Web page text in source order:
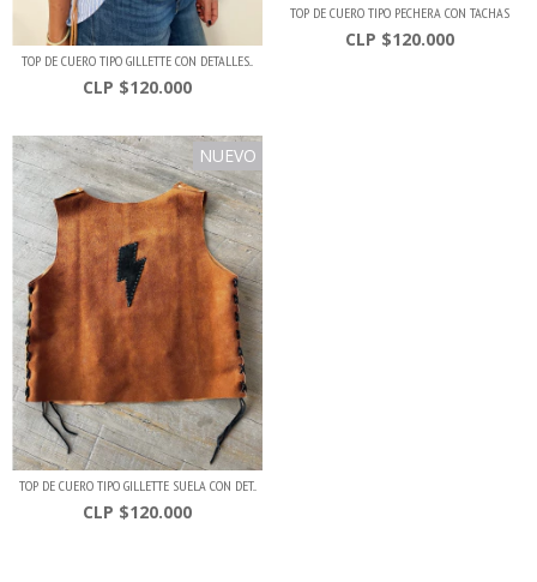
TOP DE CUERO TIPO GILLETTE CON DETALLES...
$120.000
TOP DE CUERO TIPO PECHERA CON TACHAS
$120.000
NUEVO
TOP DE CUERO TIPO GILLETTE SUELA CON DET...
$120.000